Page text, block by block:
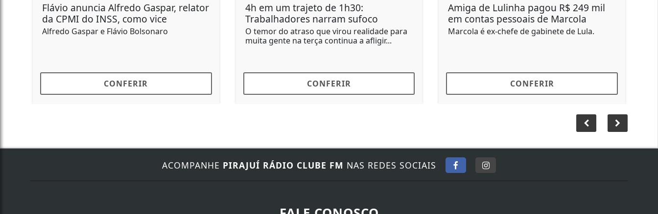
Flávio anuncia Alfredo Gaspar, relator
da CPMI do INSS, como vice
Alfredo Gaspar e Flávio Bolsonaro
CONFERIR
4h em um trajeto de 1h30:
Trabalhadores narram sufoco
O temor do atraso que virou realidade para
muita gente na terça continua a afligir...
CONFERIR
Amiga de Lulinha pagou R$ 249 mil
em contas pessoais de Marcola
Marcola é ex-chefe de gabinete de Lula.
CONFERIR
ACOMPANHE PIRAJUÍ RÁDIO CLUBE FM NAS REDES SOCIAIS